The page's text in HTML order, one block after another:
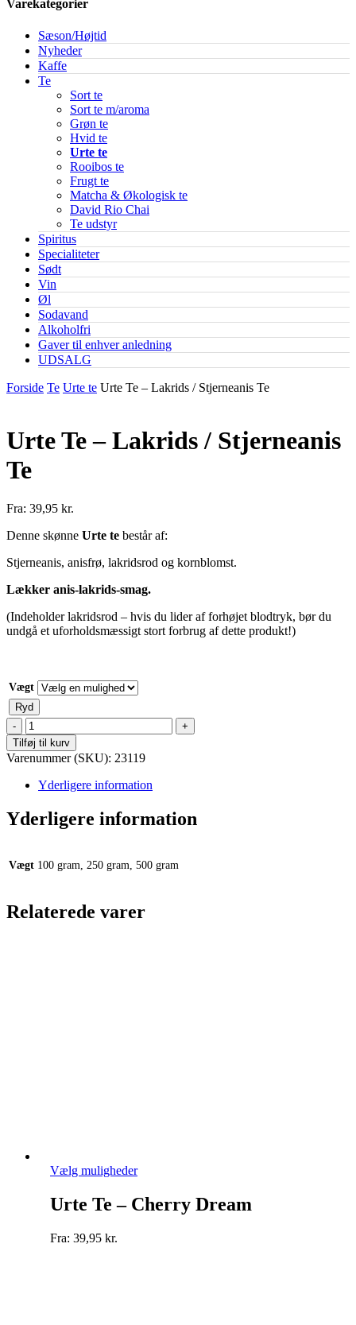
Varekategorier
Sæson/Højtid
Nyheder
Kaffe
Te
Sort te
Sort te m/aroma
Grøn te
Hvid te
Urte te
Rooibos te
Frugt te
Matcha & Økologisk te
David Rio Chai
Te udstyr
Spiritus
Specialiteter
Sødt
Vin
Øl
Sodavand
Alkoholfri
Gaver til enhver anledning
UDSALG
Forside Te Urte te Urte Te – Lakrids / Stjerneanis Te
Urte Te – Lakrids / Stjerneanis
Te
Fra: 39,95 kr.
Denne skønne Urte te består af:
Stjerneanis, anisfrø, lakridsrod og kornblomst.
Lækker anis-lakrids-smag.
(Indeholder lakridsrod – hvis du lider af forhøjet blodtryk, bør du
undgå et uforholdsmæssigt stort forbrug af dette produkt!)
Vægt
Ryd
Urte
Te
-
Lakrids
/
Stjerneanis
Te
antal
Tilføj til kurv
Varenummer (SKU): 23119
Yderligere information
Yderligere information
Vægt 100 gram, 250 gram, 500 gram
Relaterede varer
Vælg mulighederDette
har
flere
Urte Te – Cherry Dream
Fra: 39,95 kr.